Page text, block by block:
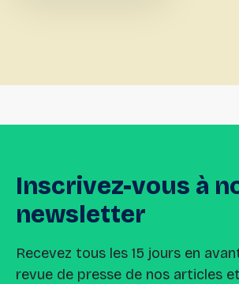
Inscrivez-vous à
newsletter
Recevez tous les 15 jours en
revue de presse de nos articles